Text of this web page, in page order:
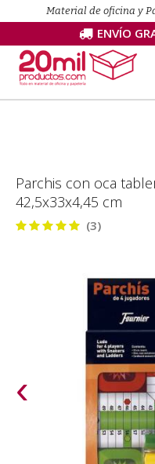
Material de oficina y
ENVÍO
Parchis con oca
42,5x33x4,45 cm
(3)
‹